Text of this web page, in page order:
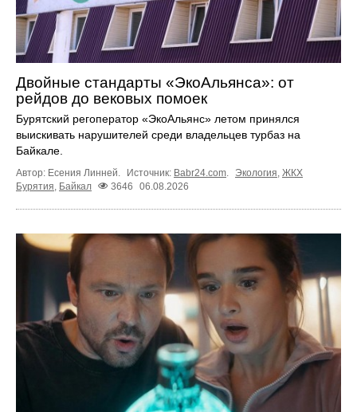
Двойные стандарты «ЭкоАльянса»: от
рейдов до вековых помоек
Бурятский регоператор «ЭкоАльянс» летом принялся
выискивать нарушителей среди владельцев турбаз на
Байкале.
Автор: Есения Линней. Источник: Babr24.com. Экология, ЖКХ
Бурятия, Байкал 3646 06.08.2026